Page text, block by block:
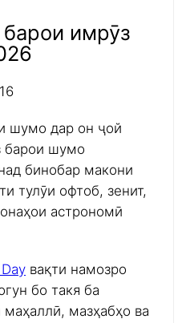
имрӯз
шумо дар он ҷой
барои шумо
бинобар макони
тулӯи офтоб, зенит,
астрономӣ
вақти намозро
бо такя ба
маҳаллӣ, мазҳабҳо ва